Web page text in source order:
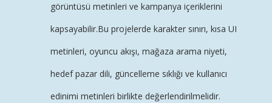
görüntüsü metinleri ve kampanya içeriklerini
kapsayabilir.Bu projelerde karakter sınırı, kısa UI
metinleri, oyuncu akışı, mağaza arama niyeti,
hedef pazar dili, güncelleme sıklığı ve kullanıcı
edinimi metinleri birlikte değerlendirilmelidir.